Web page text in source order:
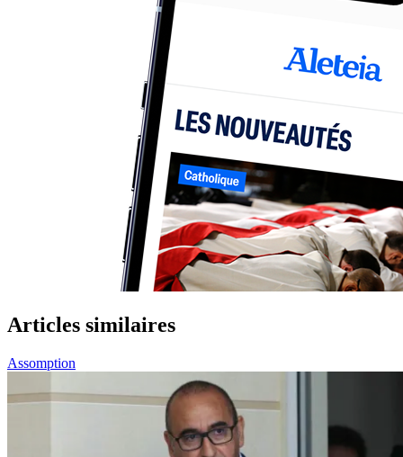
Articles similaires
Assomption